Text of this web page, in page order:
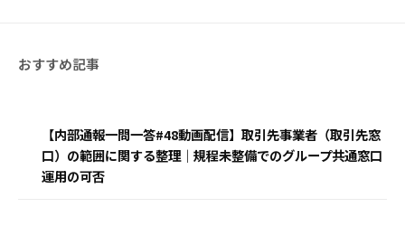
【内部通報一問一答#48動画配信】取引先事業者（取引先窓
口）の範囲に関する整理｜規程未整備でのグループ共通窓口
運用の可否